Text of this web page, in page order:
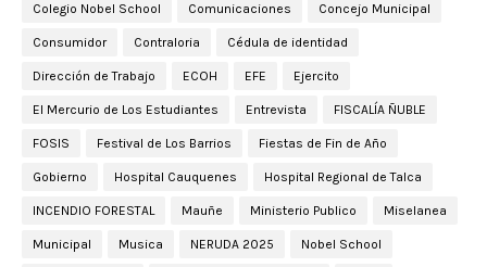
Colegio Nobel School Comunicaciones Concejo Municipal
Consumidor Contraloria Cédula de identidad
Dirección de Trabajo ECOH EFE Ejercito
El Mercurio de Los Estudiantes Entrevista FISCALÍA ÑUBLE
FOSIS Festival de Los Barrios Fiestas de Fin de Año
Gobierno Hospital Cauquenes Hospital Regional de Talca
INCENDIO FORESTAL Mauñe Ministerio Publico Miselanea
Municipal Musica NERUDA 2025 Nobel School